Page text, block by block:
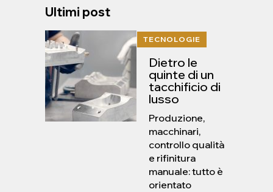
Ultimi post
TECNOLOGIE
Dietro le
quinte di un
tacchificio di
lusso
Produzione,
macchinari,
controllo qualità
e rifinitura
manuale: tutto è
orientato